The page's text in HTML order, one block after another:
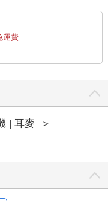
運費
| 耳麥
＞